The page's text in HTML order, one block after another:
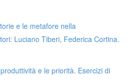
e le metafore nella
Luciano Tiberi, Federica Cortina.
e le priorità. Esercizi di